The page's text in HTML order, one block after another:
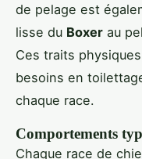
de pelage est
lisse du Boxer au
Ces traits
besoins en
chaque race.
Comportements
Chaque race de